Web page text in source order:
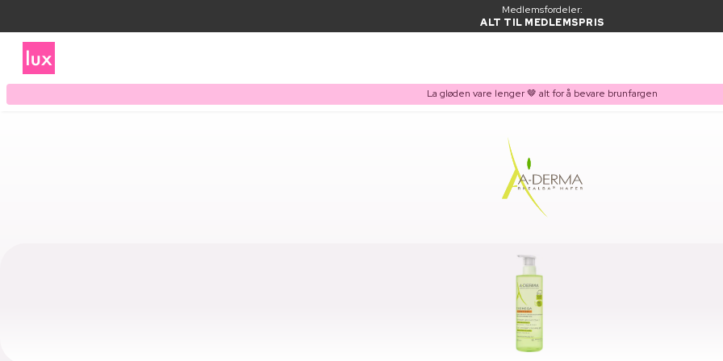
Medlemsfordeler:
ALT TIL MEDLEMSPRIS
La gløden vare lenger 🤎 alt for å bevare brunfargen